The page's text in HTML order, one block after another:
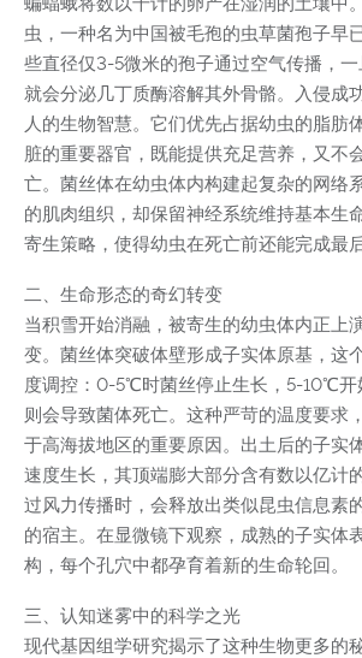
虫，一种名为中国被毛孢的虫草菌孢子早
些直径仅3-5微米的孢子通过空气传播，一
就会分泌几丁质酶溶解其外骨骼。入侵成
人的生物智慧。它们优先占据幼虫的脂肪
脏的重要器官，既能提供充足营养，又不
亡。菌丝体在幼虫体内构建起复杂的网络
的肌肉组织，却保留神经系统维持基本生
寄生策略，使得幼虫在死亡前还能完成最
二、生命形态的奇幻转变
当积雪开始消融，被寄生的幼虫体内正上
变。菌丝体突破体壁形成子实体原基，这
度调控：0-5℃时菌丝停止生长，5-10℃
则会导致菌体死亡。这种严苛的温度要求
于高海拔地区的重要原因。出土后的子实
速度生长，其顶端膨大部分含有数以亿计
过风力传播时，会释放出类似昆虫信息素
的宿主。在显微镜下观察，成熟的子实体
构，每个孔穴中都孕育着新的生命轮回。
三、认知迷雾中的科学之光
现代基因组学研究揭示了这种生物更多的